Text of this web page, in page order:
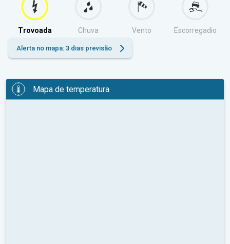
Trovoada Chuva Vento Escorregadio
Alerta no mapa: 3 dias previsão
Mapa de temperatura